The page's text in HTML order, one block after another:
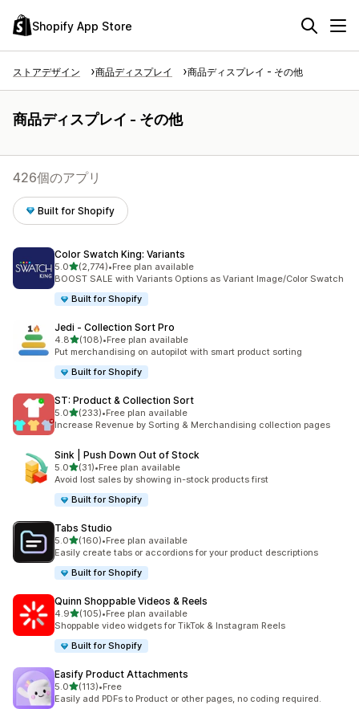
Shopify App Store
ストアデザイン 商品ディスプレイ 商品ディスプレイ - その他
商品ディスプレイ - その他
426個のアプリ
Built for Shopify
Color Swatch King: Variants
5.05つ星中
(2,774)
合計レビュー数：2774件
•Free plan available
BOOST SALE with Variants Options as Variant Image/Color Swatch
Built for Shopify
Jedi ‑ Collection Sort Pro
4.85つ星中
(108)
合計レビュー数：108件
•Free plan available
Put merchandising on autopilot with smart product sorting
Built for Shopify
ST: Product & Collection Sort
5.05つ星中
(233)
合計レビュー数：233件
•Free plan available
Increase Revenue by Sorting & Merchandising collection pages
Sink | Push Down Out of Stock
5.05つ星中
(31)
合計レビュー数：31件
•Free plan available
Avoid lost sales by showing in-stock products first
Built for Shopify
Tabs Studio
5.05つ星中
(160)
合計レビュー数：160件
•Free plan available
Easily create tabs or accordions for your product descriptions
Built for Shopify
Quinn Shoppable Videos & Reels
4.95つ星中
(105)
合計レビュー数：105件
•Free plan available
Shoppable video widgets for TikTok & Instagram Reels
Built for Shopify
Easify Product Attachments
5.05つ星中
(113)
合計レビュー数：113件
•Free
Easily add PDFs to Product or other pages, no coding required.